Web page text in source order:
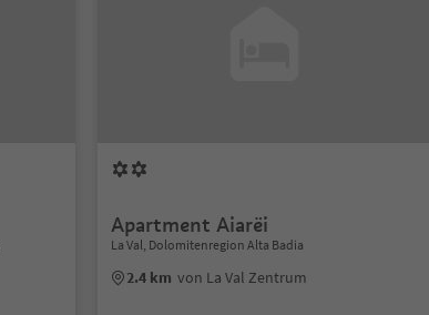
Apartment Aiarëi
La Val, Dolomitenregion Alta Badia
2.4 km von La Val Zentrum